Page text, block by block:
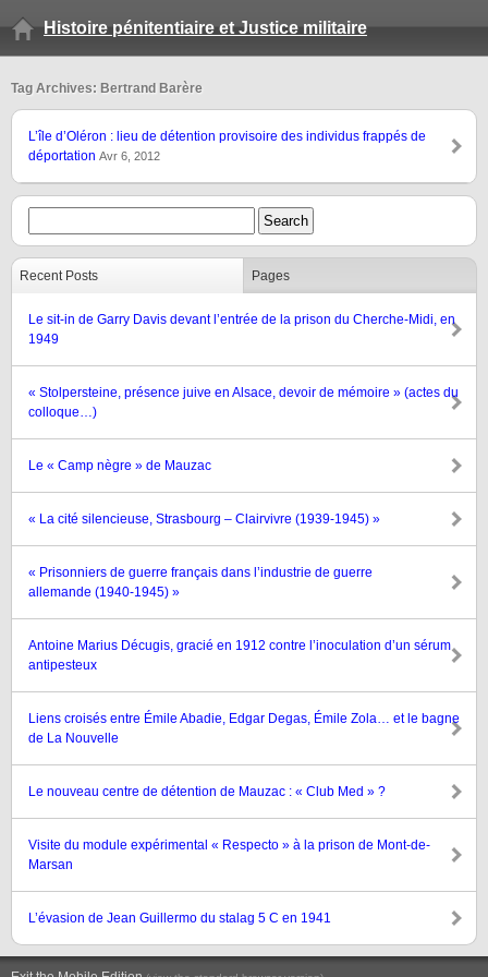
Histoire pénitentiaire et Justice militaire
Tag Archives: Bertrand Barère
L’île d’Oléron : lieu de détention provisoire des individus frappés de
déportation Avr 6, 2012
Recent Posts Pages
Le sit-in de Garry Davis devant l’entrée de la prison du Cherche-Midi, en
1949
« Stolpersteine, présence juive en Alsace, devoir de mémoire » (actes du
colloque…)
Le « Camp nègre » de Mauzac
« La cité silencieuse, Strasbourg – Clairvivre (1939-1945) »
« Prisonniers de guerre français dans l’industrie de guerre
allemande (1940-1945) »
Antoine Marius Décugis, gracié en 1912 contre l’inoculation d’un sérum
antipesteux
Liens croisés entre Émile Abadie, Edgar Degas, Émile Zola… et le bagne
de La Nouvelle
Le nouveau centre de détention de Mauzac : « Club Med » ?
Visite du module expérimental « Respecto » à la prison de Mont-de-
Marsan
L’évasion de Jean Guillermo du stalag 5 C en 1941